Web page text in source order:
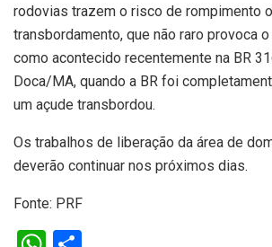
rodovias trazem o risco de rompimento
transbordamento, que não raro provoca
como acontecido recentemente na BR
Doca/MA, quando a BR foi
um açude transbordou.
Os trabalhos de liberação da área de
deverão continuar nos próximos dias.
Fonte: PRF